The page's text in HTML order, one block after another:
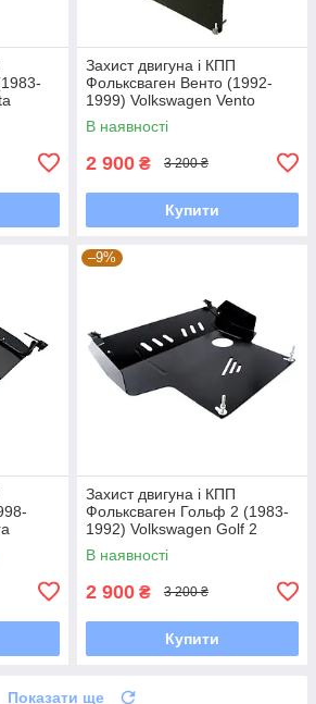
Захист двигуна і КПП
Фольксваген Венто (1992-
1999) Volkswagen Vento
В наявності
2 900 ₴ 3 200 ₴
Купити
–9%
Захист двигуна і КПП
Фольксваген Гольф 2 (1983-
1992) Volkswagen Golf 2
В наявності
2 900 ₴ 3 200 ₴
Купити
Показати ще